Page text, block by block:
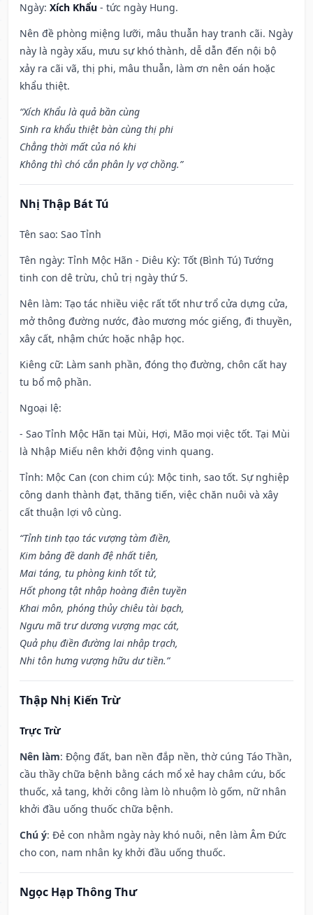
Ngày: Xích Khẩu - tức ngày Hung.
Nên đề phòng miệng lưỡi, mâu thuẫn hay tranh cãi. Ngày
này là ngày xấu, mưu sự khó thành, dễ dẫn đến nội bộ
xảy ra cãi vã, thị phi, mâu thuẫn, làm ơn nên oán hoặc
khẩu thiệt.
“Xích Khẩu là quả bần cùng
Sinh ra khẩu thiệt bàn cùng thị phi
Chẳng thời mất của nó khi
Không thì chó cắn phân ly vợ chồng.”
Nhị Thập Bát Tú
Tên sao: Sao Tỉnh
Tên ngày: Tỉnh Mộc Hãn - Diêu Kỳ: Tốt (Bình Tú) Tướng
tinh con dê trừu, chủ trị ngày thứ 5.
Nên làm: Tạo tác nhiều việc rất tốt như trổ cửa dựng cửa,
mở thông đường nước, đào mương móc giếng, đi thuyền,
xây cất, nhậm chức hoặc nhập học.
Kiêng cữ: Làm sanh phần, đóng thọ đường, chôn cất hay
tu bổ mộ phần.
Ngoại lệ:
- Sao Tỉnh Mộc Hãn tại Mùi, Hợi, Mão mọi việc tốt. Tại Mùi
là Nhập Miếu nên khởi động vinh quang.
Tỉnh: Mộc Can (con chim cú): Mộc tinh, sao tốt. Sự nghiệp
công danh thành đạt, thăng tiến, việc chăn nuôi và xây
cất thuận lợi vô cùng.
“Tỉnh tinh tạo tác vượng tàm điền,
Kim bảng đề danh đệ nhất tiên,
Mai táng, tu phòng kinh tốt tử,
Hốt phong tật nhập hoàng điên tuyền
Khai môn, phóng thủy chiêu tài bạch,
Ngưu mã trư dương vượng mạc cát,
Quả phụ điền đường lai nhập trạch,
Nhi tôn hưng vượng hữu dư tiền.”
Thập Nhị Kiến Trừ
Trực Trừ
Nên làm: Động đất, ban nền đắp nền, thờ cúng Táo Thần,
cầu thầy chữa bệnh bằng cách mổ xẻ hay châm cứu, bốc
thuốc, xả tang, khởi công làm lò nhuộm lò gốm, nữ nhân
khởi đầu uống thuốc chữa bệnh.
Chú ý: Đẻ con nhằm ngày này khó nuôi, nên làm Âm Đức
cho con, nam nhân kỵ khởi đầu uống thuốc.
Ngọc Hạp Thông Thư